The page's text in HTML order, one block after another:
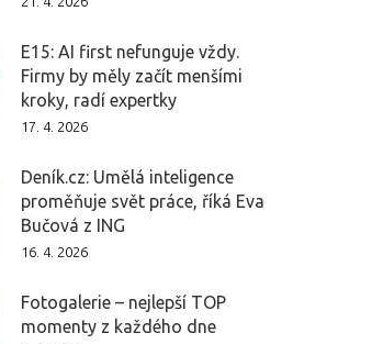
E15: AI first nefunguje vždy.
Firmy by měly začít menšími
kroky, radí expertky
17. 4. 2026
Deník.cz: Umělá inteligence
proměňuje svět práce, říká Eva
Bučová z ING
16. 4. 2026
Fotogalerie – nejlepší TOP
momenty z každého dne